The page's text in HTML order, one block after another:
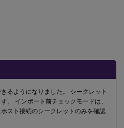
るようになりました。 シークレット
。 インポート前チェックモードは、
スト接続のシークレットのみを確認